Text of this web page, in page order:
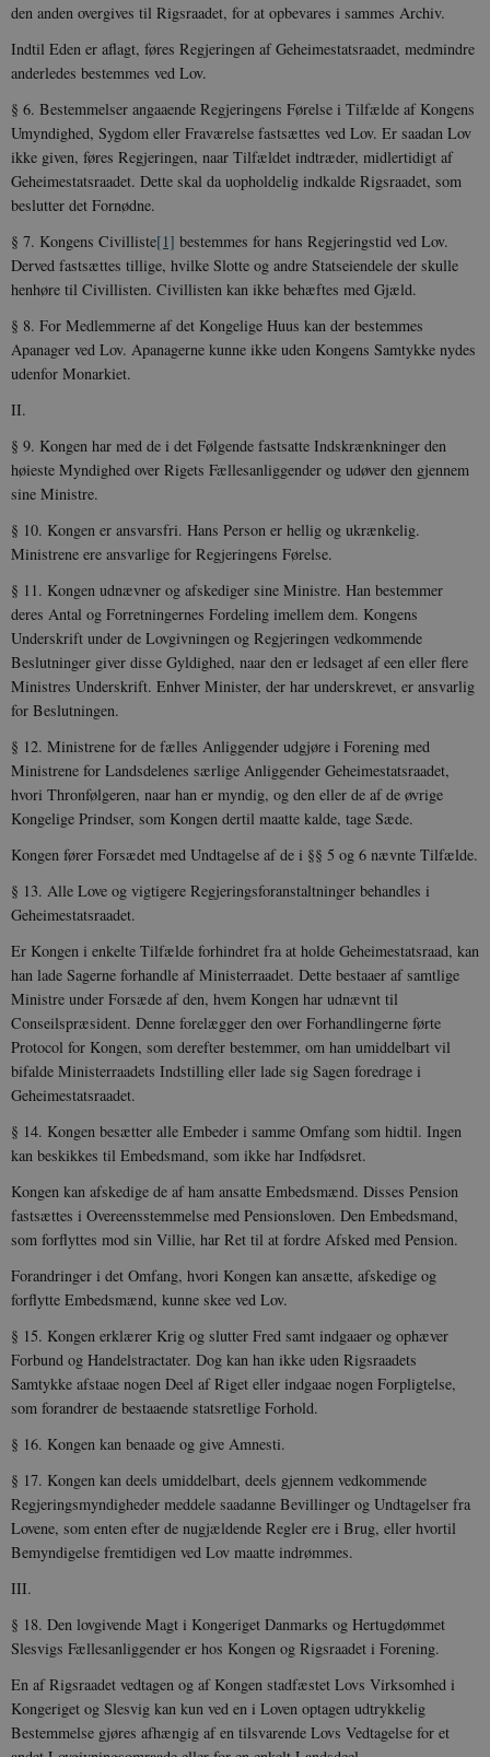
den anden overgives til Rigsraadet, for at opbevares i sammes Archiv.
Indtil Eden er aflagt, føres Regjeringen af Geheimestatsraadet, medmindre
anderledes bestemmes ved Lov.
§ 6. Bestemmelser angaaende Regjeringens Førelse i Tilfælde af Kongens
Umyndighed, Sygdom eller Fraværelse fastsættes ved Lov. Er saadan Lov
ikke given, føres Regjeringen, naar Tilfældet indtræder, midlertidigt af
Geheimestatsraadet. Dette skal da uop­holdelig indkalde Rigsraadet, som
beslutter det Fornødne.
§ 7. Kongens Civilliste[1] bestemmes for hans Regjeringstid ved Lov.
Derved fastsættes tillige, hvilke Slotte og andre Statseiendele der skulle
henhøre til Civillisten. Civillisten kan ikke behæftes med Gjæld.
§ 8. For Medlemmerne af det Kongelige Huus kan der bestem­mes
Apanager ved Lov. Apanagerne kunne ikke uden Kongens Samtykke nydes
udenfor Monarkiet.
II.
§ 9. Kongen har med de i det Følgende fastsatte Indskrænk­ninger den
høieste Myndighed over Rigets Fællesanliggender og udøver den gjennem
sine Ministre.
§ 10. Kongen er ansvarsfri. Hans Person er hellig og ukrænke­lig.
Ministrene ere ansvarlige for Regjeringens Førelse.
§ 11. Kongen udnævner og afskediger sine Ministre. Han bestemmer
deres Antal og Forretningernes Fordeling imellem dem. Kongens
Underskrift under de Lovgivningen og Regjeringen ved­kommende
Beslutninger giver disse Gyldighed, naar den er led­saget af een eller flere
Ministres Underskrift. Enhver Minister, der har underskrevet, er ansvarlig
for Beslutningen.
§ 12. Ministrene for de fælles Anliggender udgjøre i Forening med
Ministrene for Landsdelenes særlige Anliggender Geheime­statsraadet,
hvori Thronfølgeren, naar han er myndig, og den eller de af de øvrige
Kongelige Prindser, som Kongen dertil maatte kalde, tage Sæde.
Kongen fører Forsædet med Undtagelse af de i §§ 5 og 6 nævnte Tilfælde.
§ 13. Alle Love og vigtigere Regjeringsforanstaltninger behand­les i
Geheimestatsraadet.
Er Kongen i enkelte Tilfælde forhindret fra at holde Geheime­statsraad, kan
han lade Sagerne forhandle af Ministerraadet. Dette bestaaer af samtlige
Ministre under Forsæde af den, hvem Kongen har udnævnt til
Conseilspræsident. Denne forelægger den over Forhandlingerne førte
Protocol for Kongen, som derefter bestem­mer, om han umiddelbart vil
bifalde Ministerraadets Indstilling eller lade sig Sagen foredrage i
Geheimestatsraadet.
§ 14. Kongen besætter alle Embeder i samme Omfang som hidtil. Ingen
kan beskikkes til Embedsmand, som ikke har Ind­fødsret.
Kongen kan afskedige de af ham ansatte Embedsmænd. Disses Pension
fastsættes i Overeensstemmelse med Pensionsloven. Den Embedsmand,
som forflyttes mod sin Villie, har Ret til at fordre Afsked med Pension.
Forandringer i det Omfang, hvori Kongen kan ansætte, afske­dige og
forflytte Embedsmænd, kunne skee ved Lov.
§ 15. Kongen erklærer Krig og slutter Fred samt indgaaer og ophæver
Forbund og Handelstractater. Dog kan han ikke uden Rigsraadets
Samtykke afstaae nogen Deel af Riget eller indgaae nogen Forpligtelse,
som forandrer de bestaaende statsretlige For­hold.
§ 16. Kongen kan benaade og give Amnesti.
§ 17. Kongen kan deels umiddelbart, deels gjennem vedkom­mende
Regjeringsmyndigheder meddele saadanne Bevillinger og Undtagelser fra
Lovene, som enten efter de nugjældende Regler ere i Brug, eller hvortil
Bemyndigelse fremtidigen ved Lov maatte indrømmes.
III.
§ 18. Den lovgivende Magt i Kongeriget Danmarks og Hertug­dømmet
Slesvigs Fællesanliggender er hos Kongen og Rigsraadet i Forening.
En af Rigsraadet vedtagen og af Kongen stadfæstet Lovs Virk­somhed i
Kongeriget og Slesvig kan kun ved en i Loven optagen udtrykkelig
Bestemmelse gjøres afhængig af en tilsvarende Lovs Vedtagelse for et